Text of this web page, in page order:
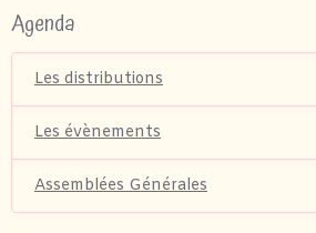
Agenda
Les distributions
Les évènements
Assemblées Générales